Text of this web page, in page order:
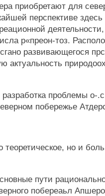
приобретают для
перспективе здесь
р«преон-тоз.
развивающегося
актуальность
проблемы о-
побережье
теоретическое, но и
пути
побереаьл